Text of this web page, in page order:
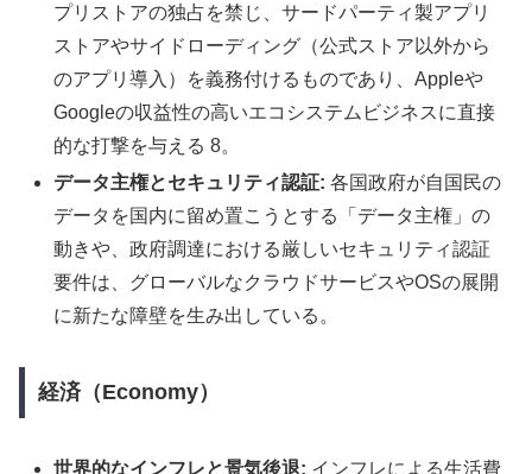
プリストアの独占を禁じ、サードパーティ製アプリ
ストアやサイドローディング（公式ストア以外から
のアプリ導入）を義務付けるものであり、Appleや
Googleの収益性の高いエコシステムビジネスに直接
的な打撃を与える 8。
データ主権とセキュリティ認証: 各国政府が自国民の
データを国内に留め置こうとする「データ主権」の
動きや、政府調達における厳しいセキュリティ認証
要件は、グローバルなクラウドサービスやOSの展開
に新たな障壁を生み出している。
経済（Economy）
世界的なインフレと景気後退: インフレによる生活費